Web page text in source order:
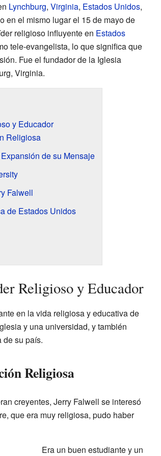
Lynchburg, Virginia, Estados Unidos,
en el mismo lugar el 15 de mayo de
religioso influyente en Estados
tele-evangelista, lo que significa que
Fue el fundador de la Iglesia
Virginia.
y Educador
Religiosa
de su Mensaje
Falwell
de Estados Unidos
Religioso y Educador
en la vida religiosa y educativa de
y una universidad, y también
de su país.
Religiosa
creyentes, Jerry Falwell se interesó
que era muy religiosa, pudo haber
Era un buen estudiante y un